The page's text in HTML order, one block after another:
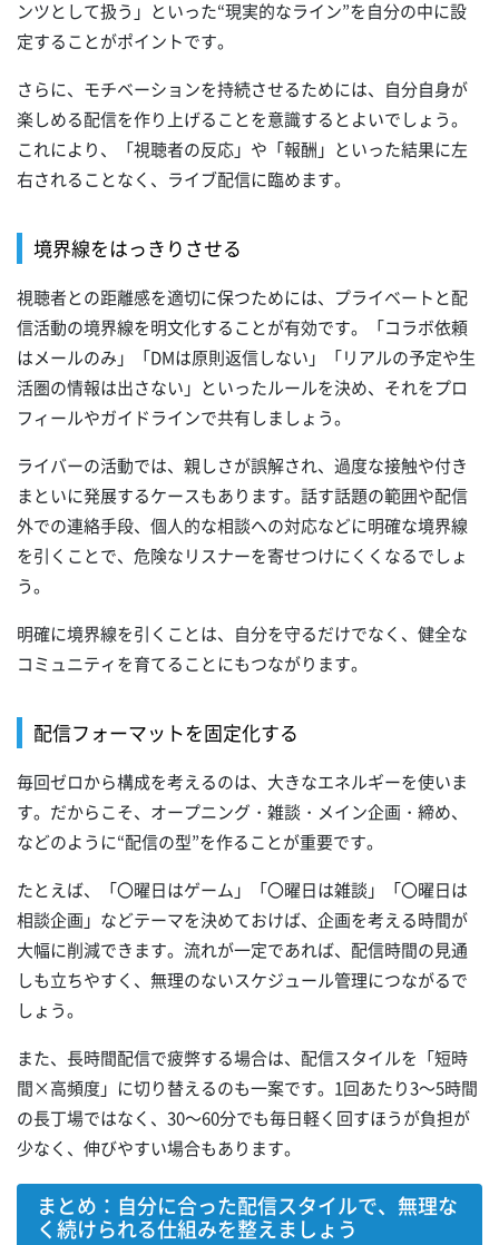
ンツとして扱う」といった“現実的なライン”を自分の中に設
定することがポイントです。
さらに、モチベーションを持続させるためには、自分自身が
楽しめる配信を作り上げることを意識するとよいでしょう。
これにより、「視聴者の反応」や「報酬」といった結果に左
右されることなく、ライブ配信に臨めます。
境界線をはっきりさせる
視聴者との距離感を適切に保つためには、プライベートと配
信活動の境界線を明文化することが有効です。「コラボ依頼
はメールのみ」「DMは原則返信しない」「リアルの予定や生
活圏の情報は出さない」といったルールを決め、それをプロ
フィールやガイドラインで共有しましょう。
ライバーの活動では、親しさが誤解され、過度な接触や付き
まといに発展するケースもあります。話す話題の範囲や配信
外での連絡手段、個人的な相談への対応などに明確な境界線
を引くことで、危険なリスナーを寄せつけにくくなるでしょ
う。
明確に境界線を引くことは、自分を守るだけでなく、健全な
コミュニティを育てることにもつながります。
配信フォーマットを固定化する
毎回ゼロから構成を考えるのは、大きなエネルギーを使いま
す。だからこそ、オープニング・雑談・メイン企画・締め、
などのように“配信の型”を作ることが重要です。
たとえば、「〇曜日はゲーム」「〇曜日は雑談」「〇曜日は
相談企画」などテーマを決めておけば、企画を考える時間が
大幅に削減できます。流れが一定であれば、配信時間の見通
しも立ちやすく、無理のないスケジュール管理につながるで
しょう。
また、長時間配信で疲弊する場合は、配信スタイルを「短時
間×高頻度」に切り替えるのも一案です。1回あたり3～5時間
の長丁場ではなく、30～60分でも毎日軽く回すほうが負担が
少なく、伸びやすい場合もあります。
まとめ：自分に合った配信スタイルで、無理な
く続けられる仕組みを整えましょう